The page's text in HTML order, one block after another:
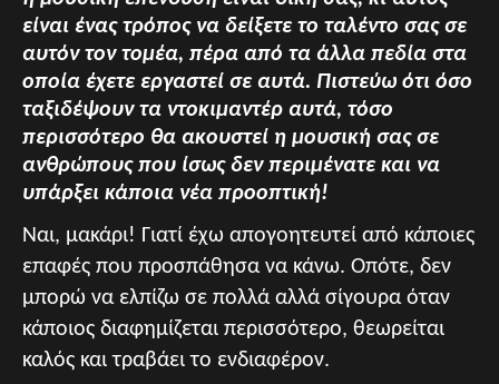
είναι ένας τρόπος να δείξετε το ταλέντο σας σε
αυτόν τον τομέα, πέρα από τα άλλα πεδία στα
οποία έχετε εργαστεί σε αυτά. Πιστεύω ότι όσο
ταξιδέψουν τα ντοκιμαντέρ αυτά, τόσο
περισσότερο θα ακουστεί η μουσική σας σε
ανθρώπους που ίσως δεν περιμένατε και να
υπάρξει κάποια νέα προοπτική!
Ναι, μακάρι! Γιατί έχω απογοητευτεί από κάποιες
επαφές που προσπάθησα να κάνω. Οπότε, δεν
μπορώ να ελπίζω σε πολλά αλλά σίγουρα όταν
κάποιος διαφημίζεται περισσότερο, θεωρείται
καλός και τραβάει το ενδιαφέρον.